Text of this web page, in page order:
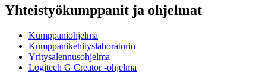
Yhteistyökumppanit ja ohjelmat
Kumppaniohjelma
Kumppanikehityslaboratorio
Yritysalennusohjelma
Logitech G Creator -ohjelma